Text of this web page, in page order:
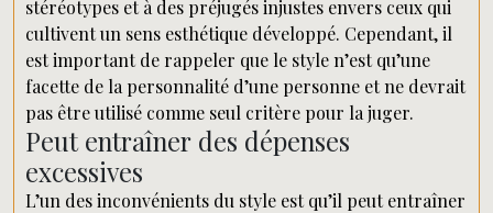
stéréotypes et à des préjugés injustes envers ceux qui
cultivent un sens esthétique développé. Cependant, il
est important de rappeler que le style n’est qu’une
facette de la personnalité d’une personne et ne devrait
pas être utilisé comme seul critère pour la juger.
Peut entraîner des dépenses
excessives
L’un des inconvénients du style est qu’il peut entraîner